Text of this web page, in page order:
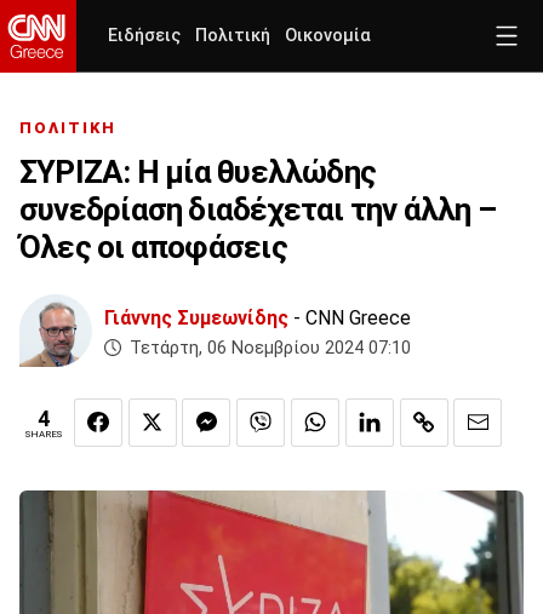
Ειδήσεις Πολιτική Οικονομία
ΠΟΛΙΤΙΚΗ
ΣΥΡΙΖΑ: Η μία θυελλώδης
συνεδρίαση διαδέχεται την άλλη –
Όλες οι αποφάσεις
Γιάννης Συμεωνίδης - CNN Greece
Τετάρτη, 06 Νοεμβρίου 2024 07:10
4
SHARES